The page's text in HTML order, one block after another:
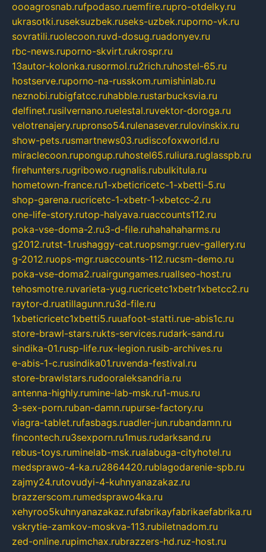
oooagrosnab.rufpodaso.ruemfire.rupro-otdelky.ru
ukrasotki.ruseksuzbek.ruseks-uzbek.ruporno-vk.ru
sovratili.ruolecoon.ruvd-dosug.ruadonyev.ru
rbc-news.ruporno-skvirt.rukrospr.ru
13autor-kolonka.rusormol.ru2rich.ruhostel-65.ru
hostserve.ruporno-na-russkom.rumishinlab.ru
neznobi.rubigfatcc.ruhabble.rustarbucksvia.ru
delfinet.rusilvernano.ruelestal.ruvektor-doroga.ru
velotrenajery.rupronso54.rulenasever.rulovinskix.ru
show-pets.rusmartnews03.rudiscofoxworld.ru
miraclecoon.rupongup.ruhostel65.ruliura.ruglasspb.ru
firehunters.rugribowo.rugnalis.rubulkitula.ru
hometown-france.ru1-xbeticricetc-1-xbetti-5.ru
shop-garena.rucricetc-1-xbetr-1-xbetcc-2.ru
one-life-story.rutop-halyava.ruaccounts112.ru
poka-vse-doma-2.ru3-d-file.ruhahahaharms.ru
g2012.rutst-1.rushaggy-cat.ruopsmgr.ruev-gallery.ru
g-2012.ruops-mgr.ruaccounts-112.rucsm-demo.ru
poka-vse-doma2.ruairgungames.ruallseo-host.ru
tehosmotre.ruvarieta-yug.rucricetc1xbetr1xbetcc2.ru
raytor-d.ruatillagunn.ru3d-file.ru
1xbeticricetc1xbetti5.ruuafoot-statti.rue-abis1c.ru
store-brawl-stars.rukts-services.rudark-sand.ru
sindika-01.rusp-life.rux-legion.rusib-archives.ru
e-abis-1-c.rusindika01.ruvenda-festival.ru
store-brawlstars.rudooraleksandria.ru
antenna-highly.rumine-lab-msk.ru1-mus.ru
3-sex-porn.ruban-damn.rupurse-factory.ru
viagra-tablet.rufasbags.ruadler-jun.rubandamn.ru
fincontech.ru3sexporn.ru1mus.rudarksand.ru
rebus-toys.ruminelab-msk.rualabuga-cityhotel.ru
medsprawo-4-ka.ru2864420.rublagodarenie-spb.ru
zajmy24.rutovudyi-4-kuhnyanazakaz.ru
brazzerscom.rumedsprawo4ka.ru
xehyroo5kuhnyanazakaz.rufabrikayfabrikaefabrika.ru
vskrytie-zamkov-moskva-113.rubiletnadom.ru
zed-online.rupimchax.rubrazzers-hd.ruz-host.ru